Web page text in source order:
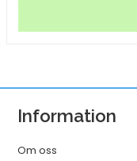
Information
Om oss